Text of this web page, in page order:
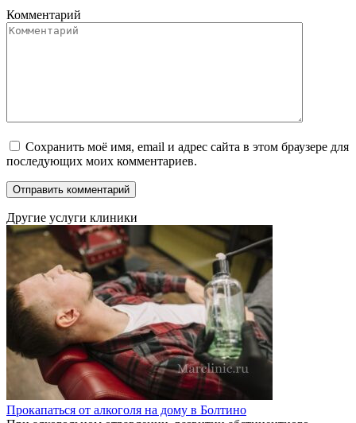
Комментарий
Сохранить моё имя, email и адрес сайта в этом браузере для
последующих моих комментариев.
Другие услуги клиники
Прокапаться от алкоголя на дому в Болтино